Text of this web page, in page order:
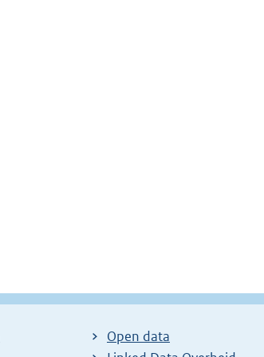
Open data